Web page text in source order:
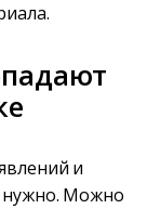
и
нужно. Можно